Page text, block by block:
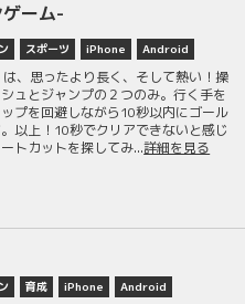
ーム-
スポーツ iPhone Android
は、思ったより長く、そして熱い！操
ュとジャンプの２つのみ。行く手を
プを回避しながら10秒以内にゴール
以上！10秒でクリアできないと感じ
トカットを探してみ...詳細を見る
育成 iPhone Android